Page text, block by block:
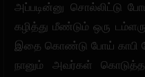
அப்படின்னு சொல்லிட்டு
கழித்து மீண்டும் ஒரு
இதை கொண்டு போய் காபி
நானும் அவர்கள்